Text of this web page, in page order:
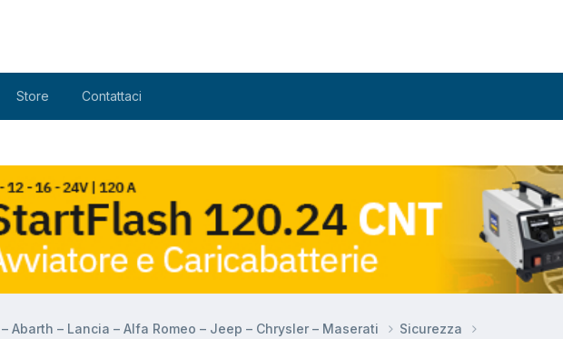
Store Contattaci
– Abarth – Lancia – Alfa Romeo – Jeep – Chrysler – Maserati
Sicurezza